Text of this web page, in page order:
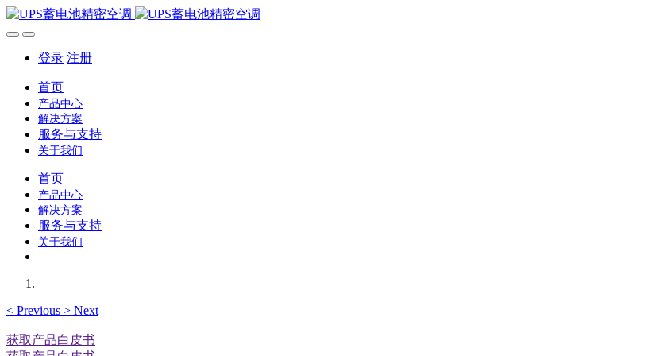
登录 注册
首页
产品中心
解决方案
服务与支持
关于我们
首页
产品中心
解决方案
服务与支持
关于我们
< Previous > Next
获取产品白皮书